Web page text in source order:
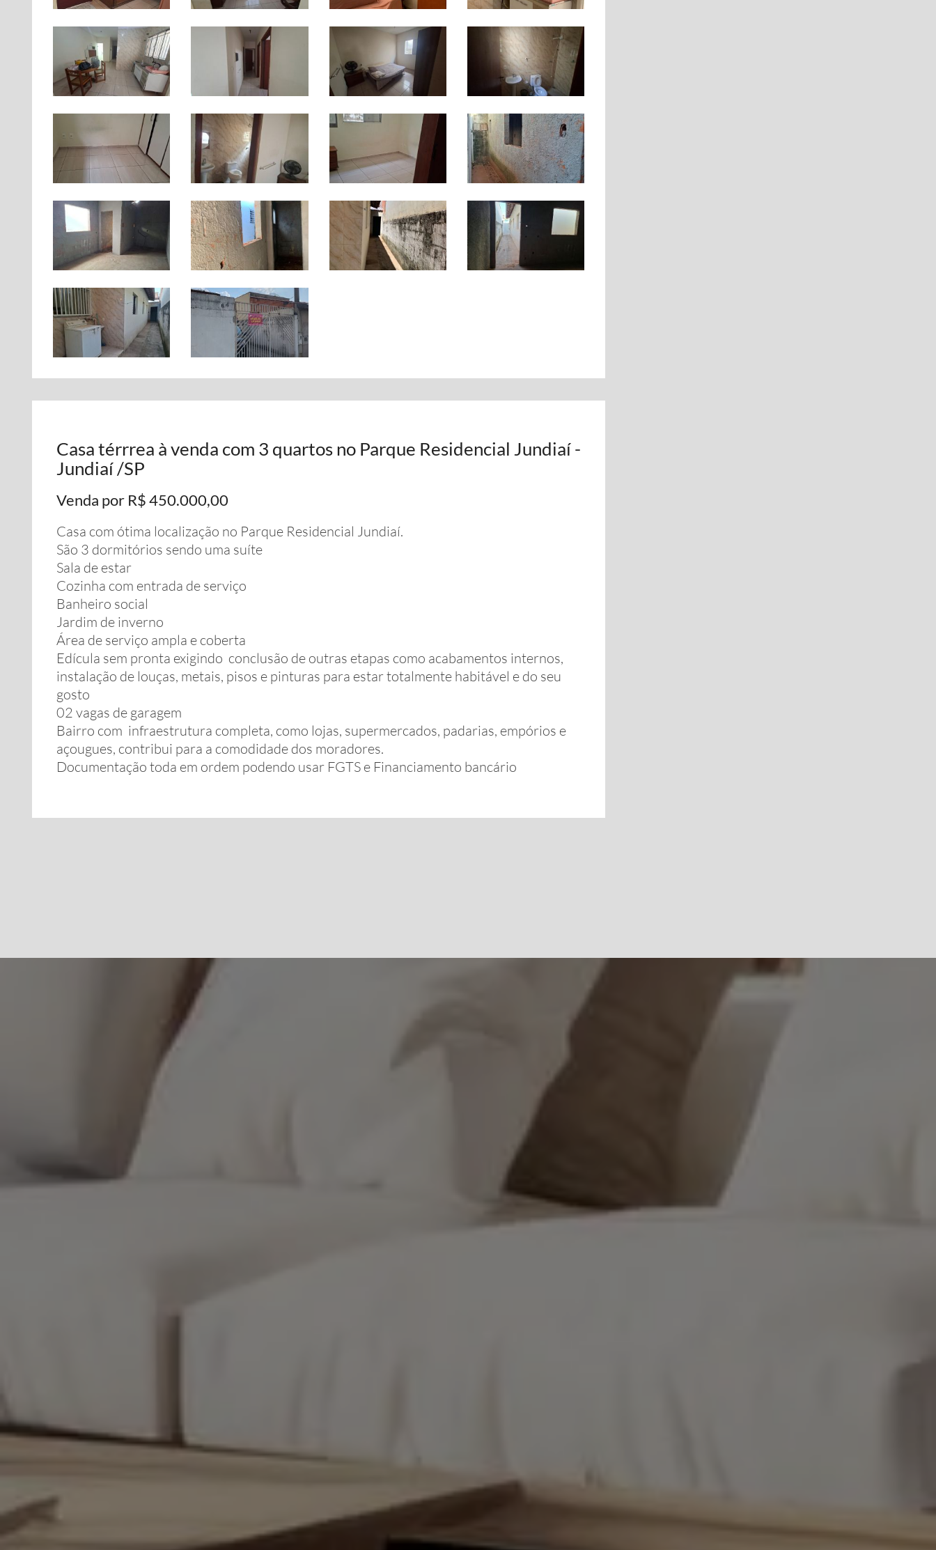
Casa térrrea à venda com 3 quartos no Parque Residencial Jundiaí -
Jundiaí /SP
Venda por R$ 450.000,00
Casa com ótima localização no Parque Residencial Jundiaí.
São 3 dormitórios sendo uma suíte
Sala de estar
Cozinha com entrada de serviço
Banheiro social
Jardim de inverno
Área de serviço ampla e coberta
Edícula sem pronta exigindo conclusão de outras etapas como acabamentos internos,
instalação de louças, metais, pisos e pinturas para estar totalmente habitável e do seu
gosto
02 vagas de garagem
Bairro com infraestrutura completa, como lojas, supermercados, padarias, empórios e
açougues, contribui para a comodidade dos moradores.
Documentação toda em ordem podendo usar FGTS e Financiamento bancário